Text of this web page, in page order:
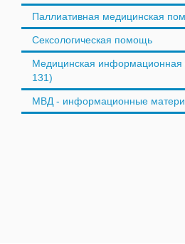
Паллиативная медицинская
Сексологическая помощь
Медицинская информационная
131)
МВД - информационные